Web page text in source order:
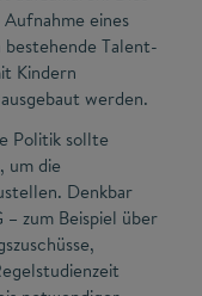
eines
Talent-
Kindern
werden.
Politik sollte
um die
Denkbar
zum Beispiel über